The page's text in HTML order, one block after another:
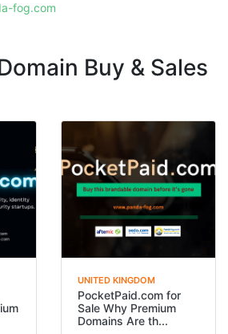
fog.com
Buy & Sales
UNITED KINGDOM
PocketPaid.com for
Sale Why Premium
Domains Are th...